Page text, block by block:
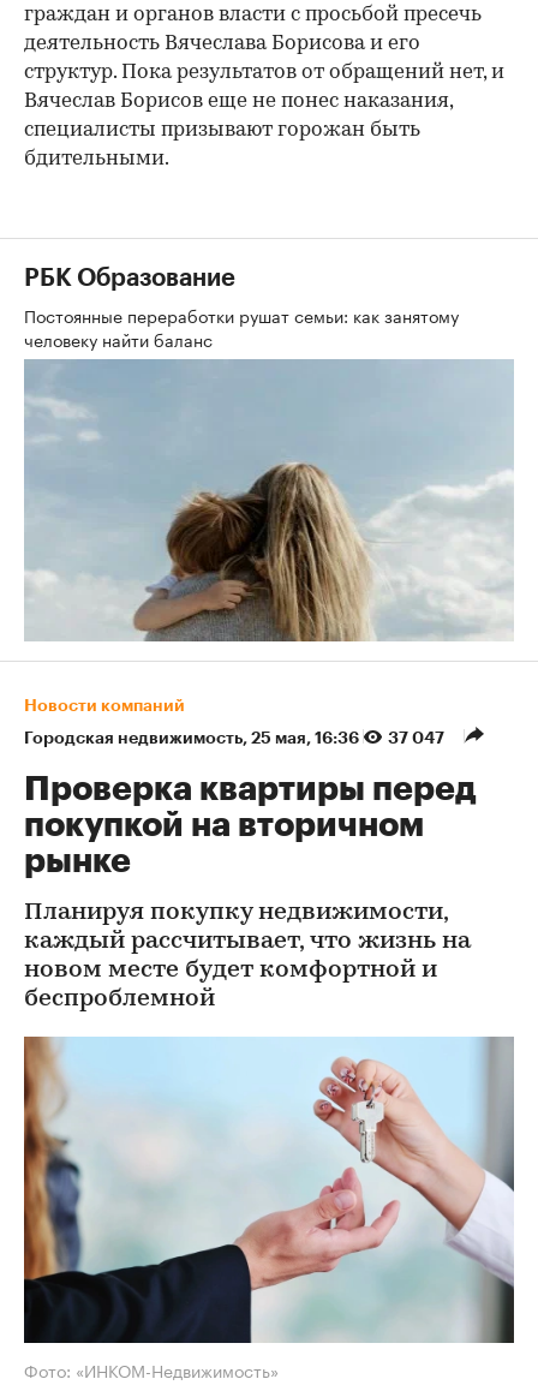
граждан и органов власти с просьбой пресечь
деятельность Вячеслава Борисова и его
структур. Пока результатов от обращений нет, и
Вячеслав Борисов еще не понес наказания,
специалисты призывают горожан быть
бдительными.
РБК Образование
Постоянные переработки рушат семьи: как занятому
человеку найти баланс
Новости компаний
Городская недвижимость⁠, 25 мая, 16:36 37 047
Проверка квартиры перед
покупкой на вторичном
рынке
Планируя покупку недвижимости,
каждый рассчитывает, что жизнь на
новом месте будет комфортной и
беспроблемной
Фото: «ИНКОМ-Недвижимость»